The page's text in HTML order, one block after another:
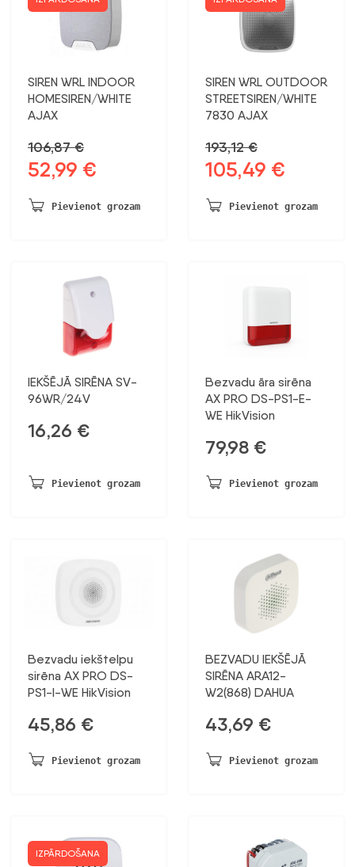
SIREN WRL INDOOR
HOMESIREN/WHITE
AJAX
106,87€
Sākotnējā
bija:
52,99 €
ir:
Pievienot grozam
SIREN WRL OUTDOOR
STREETSIREN/WHITE
7830 AJAX
193,12€
Sākotnējā
bija:
105,49 €
ir:
Pievienot grozam
IEKŠĒJĀ SIRĒNA SV-
96WR/24V
16,26 €
Pievienot grozam
Bezvadu āra sirēna
AX PRO DS-PS1-E-
WE HikVision
79,98 €
Pievienot grozam
Bezvadu iekštelpu
sirēna AX PRO DS-
PS1-I-WE HikVision
45,86 €
Pievienot grozam
BEZVADU IEKŠĒJĀ
SIRĒNA ARA12-
W2(868) DAHUA
43,69 €
Pievienot grozam
IZPĀRDOŠANA